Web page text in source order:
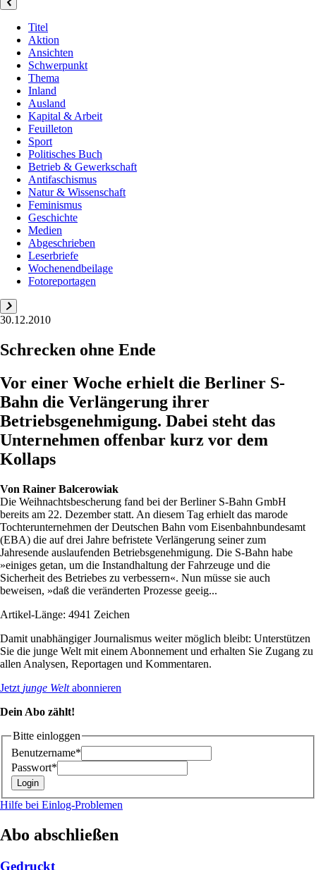
Titel
Aktion
Ansichten
Schwerpunkt
Thema
Inland
Ausland
Kapital & Arbeit
Feuilleton
Sport
Politisches Buch
Betrieb & Gewerkschaft
Antifaschismus
Natur & Wissenschaft
Feminismus
Geschichte
Medien
Abgeschrieben
Leserbriefe
Wochenendbeilage
Fotoreportagen
30.12.2010
Schrecken ohne Ende
Vor einer Woche erhielt die Berliner S-
Bahn die Verlängerung ihrer
Betriebsgenehmigung. Dabei steht das
Unternehmen offenbar kurz vor dem
Kollaps
Von Rainer Balcerowiak
Die Weihnachtsbescherung fand bei der Berliner S-Bahn GmbH
bereits am 22. Dezember statt. An diesem Tag erhielt das marode
Tochterunternehmen der Deutschen Bahn vom Eisenbahnbundesamt
(EBA) die auf drei Jahre befristete Verlängerung seiner zum
Jahresende auslaufenden Betriebsgenehmigung. Die S-Bahn habe
»einiges getan, um die Instandhaltung der Fahrzeuge und die
Sicherheit des Betriebes zu verbessern«. Nun müsse sie auch
beweisen, »daß die veränderten Prozesse geeig...
Artikel-Länge: 4941 Zeichen
Damit unabhängiger Journalismus weiter möglich bleibt: Unterstützen
Sie die junge Welt mit einem Abonnement und erhalten Sie Zugang zu
allen Analysen, Reportagen und Kommentaren.
Jetzt junge Weltabonnieren
Dein Abo zählt!
Bitte einloggen
Benutzername*
Passwort*
Hilfe bei Einlog-Problemen
Abo abschließen
Gedruckt